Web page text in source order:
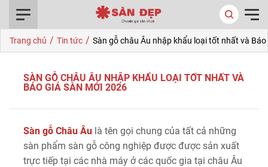
Trang chủ / Tin tức / Sàn gỗ châu Âu nhập khẩu loại tốt nhất và
SÀN GỖ CHÂU ÂU NHẬP KHẨU LOẠI TỐT NHẤT VÀ
BÁO GIÁ SÀN MỚI 2026
Sàn gỗ Châu Âu là tên gọi chung của tất cả những
sàn phẩm sàn gỗ công nghiệp được được sản xuất
trực tiếp tại các nhà máy ở các quốc gia tại châu Âu